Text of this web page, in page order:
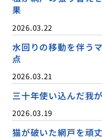
果
2026.03.22
水回りの移動を伴う
点
2026.03.21
三十年使い込んだ我
2026.03.19
猫が破いた網戸を頑